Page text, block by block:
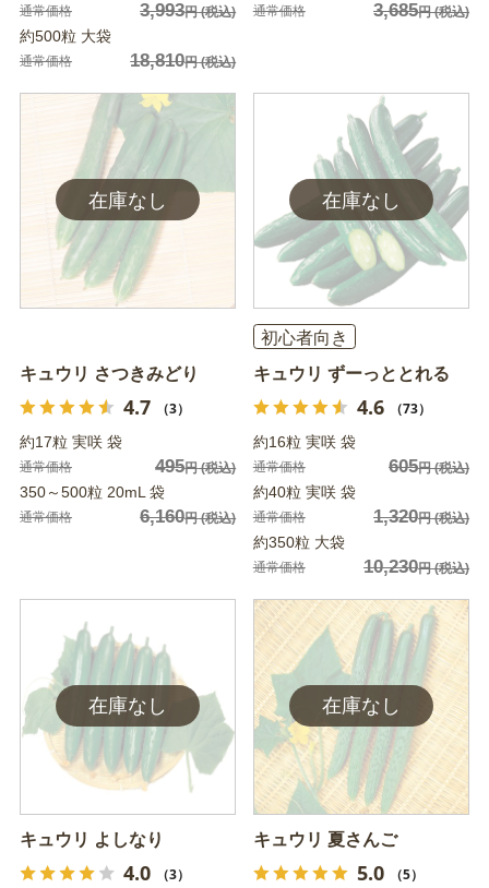
通常価格 3,993円(税込)
約500粒 大袋
通常価格 18,810円(税込)
通常価格 3,685円(税込)
キュウリ さつきみどり
4.7 （3）
約17粒 実咲 袋
通常価格 495円(税込)
350～500粒 20mL 袋
通常価格 6,160円(税込)
初心者向き
キュウリ ずーっととれる
4.6 （73）
約16粒 実咲 袋
通常価格 605円(税込)
約40粒 実咲 袋
通常価格 1,320円(税込)
約350粒 大袋
通常価格 10,230円(税込)
キュウリ よしなり
4.0 （3）
キュウリ 夏さんご
5.0 （5）